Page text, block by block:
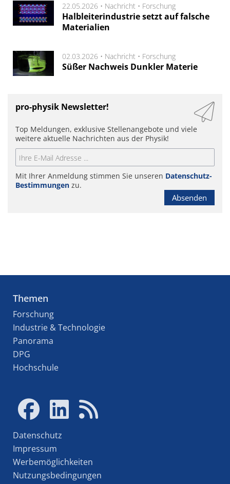
22.05.2026 • Nachricht • Forschung
Halbleiterindustrie setzt auf falsche
Materialien
02.03.2026 • Nachricht • Forschung
Süßer Nachweis Dunkler Materie
pro-physik Newsletter!
Top Meldungen, exklusive Stellenangebote und viele
weitere aktuelle Nachrichten aus der Physik!
Mit Ihrer Anmeldung stimmen Sie unseren Datenschutz-
Bestimmungen zu.
Absenden
Themen
Forschung
Industrie & Technologie
Panorama
DPG
Hochschule
Datenschutz
Impressum
Werbemöglichkeiten
Nutzungsbedingungen